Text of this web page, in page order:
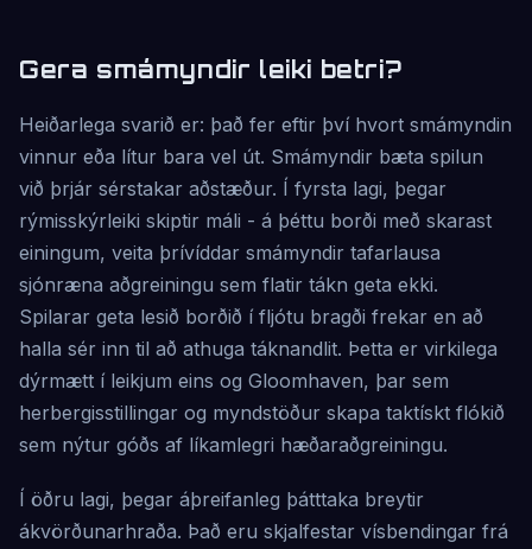
Gera smámyndir leiki betri?
Heiðarlega svarið er: það fer eftir því hvort smámyndin
vinnur eða lítur bara vel út. Smámyndir bæta spilun
við þrjár sérstakar aðstæður. Í fyrsta lagi, þegar
rýmisskýrleiki skiptir máli - á þéttu borði með skarast
einingum, veita þrívíddar smámyndir tafarlausa
sjónræna aðgreiningu sem flatir tákn geta ekki.
Spilarar geta lesið borðið í fljótu bragði frekar en að
halla sér inn til að athuga táknandlit. Þetta er virkilega
dýrmætt í leikjum eins og Gloomhaven, þar sem
herbergisstillingar og myndstöður skapa taktískt flókið
sem nýtur góðs af líkamlegri hæðaraðgreiningu.
Í öðru lagi, þegar áþreifanleg þátttaka breytir
ákvörðunarhraða. Það eru skjalfestar vísbendingar frá